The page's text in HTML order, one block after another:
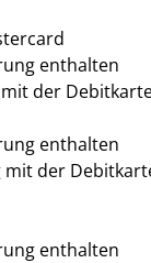
enthalten
der
enthalten
der
enthalten